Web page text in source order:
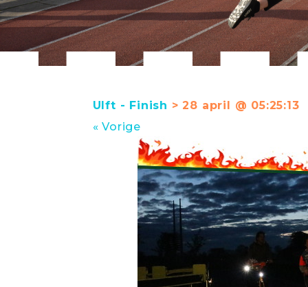
Ulft - Finish > 28 april @ 05:25:13
« Vorige